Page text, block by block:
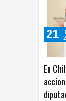
En
21